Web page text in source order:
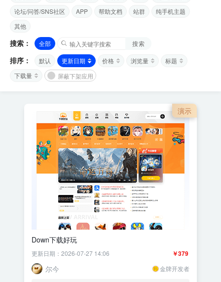
论坛/问答/SNS社区
APP 帮助文档 站群
纯手机主题
其他
搜索： 全部 搜索
排序： 默认 更新日期 价格 浏览量
标题
下载量
屏蔽下架应用
演示
Down下载好玩
￥379
更新日期：2026-07-27 14:06
尔今 金牌开发者